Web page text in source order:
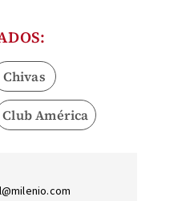
Chivas
Club América